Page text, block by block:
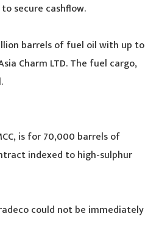
secure cashflow.
barrels of fuel oil with up to
Charm LTD. The fuel cargo,
is for 70,000 barrels of
indexed to high-sulphur
could not be immediately